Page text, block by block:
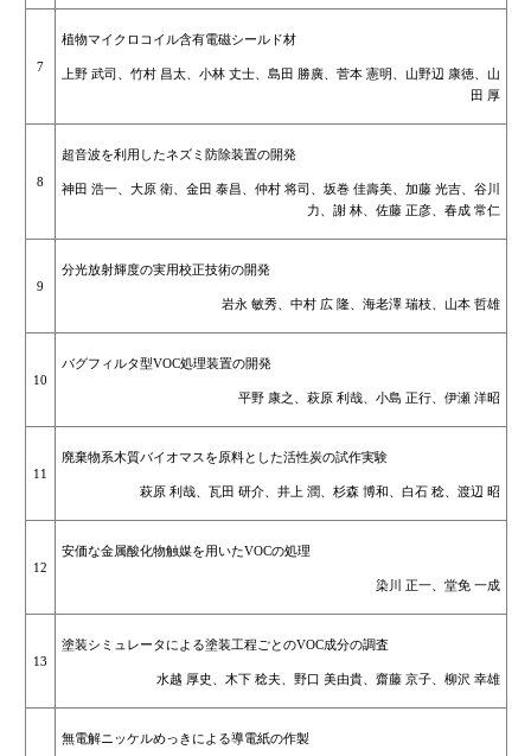
7
植物マイクロコイル含有電磁シールド材
上野 武司、竹村 昌太、小林 丈士、島田 勝廣、菅本 憲明、山野辺 康徳、山
田 厚
8
超音波を利用したネズミ防除装置の開発
神田 浩一、大原 衛、金田 泰昌、仲村 将司、坂巻 佳壽美、加藤 光吉、谷川
力、謝 林、佐藤 正彦、春成 常仁
9
分光放射輝度の実用校正技術の開発
岩永 敏秀、中村 広 隆、海老澤 瑞枝、山本 哲雄
10
バグフィルタ型VOC処理装置の開発
平野 康之、萩原 利哉、小島 正行、伊瀬 洋昭
11
廃棄物系木質バイオマスを原料とした活性炭の試作実験
萩原 利哉、瓦田 研介、井上 潤、杉森 博和、白石 稔、渡辺 昭
12
安価な金属酸化物触媒を用いたVOCの処理
染川 正一、堂免 一成
13
塗装シミュレータによる塗装工程ごとのVOC成分の調査
水越 厚史、木下 稔夫、野口 美由貴、齋藤 京子、柳沢 幸雄
無電解ニッケルめっきによる導電紙の作製